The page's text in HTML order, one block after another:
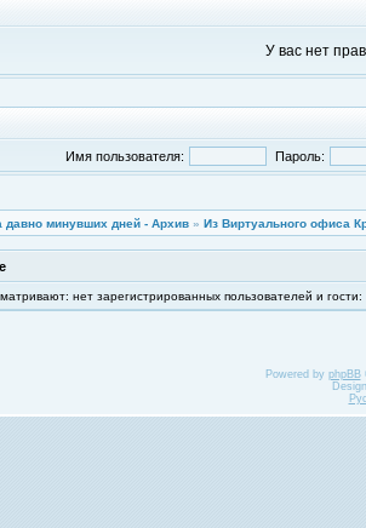
У вас нет
Имя пользователя: Пароль:
давно минувших дней - Архив » Из Виртуального офиса
нет зарегистрированных пользователей и гости:
Powered by phpBB